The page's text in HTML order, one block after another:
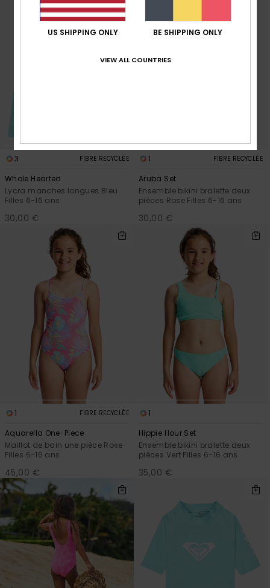
3 FIBRE RECYCLÉE
Whole Hearted
Lycra manches longues Bleu
Filles 6-16 ans
30,00 €
1 FIBRE RECYCLÉE
Aruba Set
Ensemble bikini bralette deux
pièces Rose Filles 6-16 ans
30,00 €
1 FIBRE RECYCLÉE
Aquarella One-Piece
Maillot de bain une pièce Rose
Filles 6-16 ans
45,00 €
1
Hippie Hour Set
Ensemble bikini bralette deux
pièces Vert Filles 6-16 ans
35,00 €
US SHIPPING ONLY BE SHIPPING ONLY
VIEW ALL COUNTRIES